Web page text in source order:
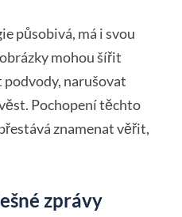
působivá, má i svou
mohou šířit
narušovat
Pochopení těchto
znamenat věřit,
zprávy